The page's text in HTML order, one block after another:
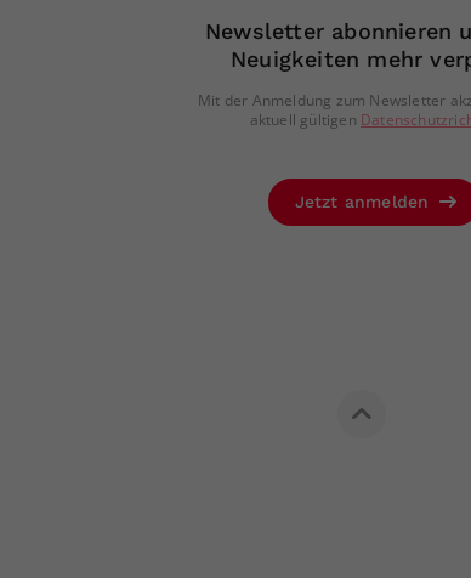
Newsletter abonnieren
Neuigkeiten mehr
Mit der Anmeldung zum Newsletter
aktuell gültigen
Jetzt anmelden